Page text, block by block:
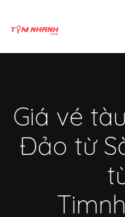
Giá vé
Đảo từ